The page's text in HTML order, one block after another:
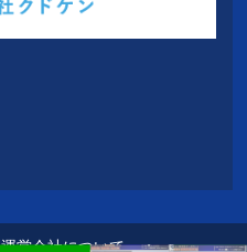
運営会社について